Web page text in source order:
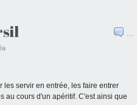
…
les servir en entrée, les faire entrer
au cours d'un apéritif. C'est ainsi que